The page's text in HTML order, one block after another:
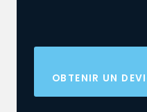
OBTENIR UN